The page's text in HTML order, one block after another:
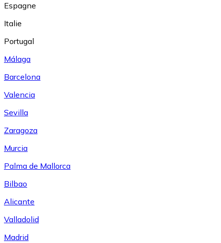
Espagne
Italie
Portugal
Málaga
Barcelona
Valencia
Sevilla
Zaragoza
Murcia
Palma de Mallorca
Bilbao
Alicante
Valladolid
Madrid